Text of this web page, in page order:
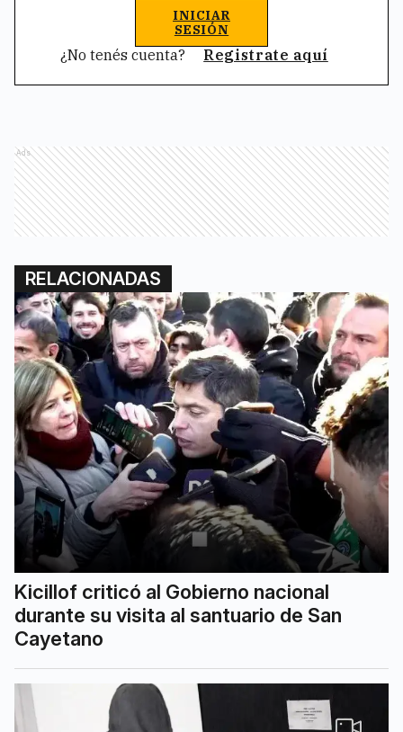
INICIAR
SESIÓN
¿No tenés cuenta? Registrate aquí
Ads
RELACIONADAS
Kicillof criticó al Gobierno nacional
durante su visita al santuario de San
Cayetano